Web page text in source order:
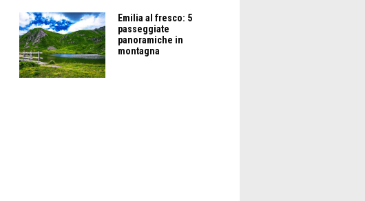
Emilia al fresco: 5
passeggiate
panoramiche in
montagna